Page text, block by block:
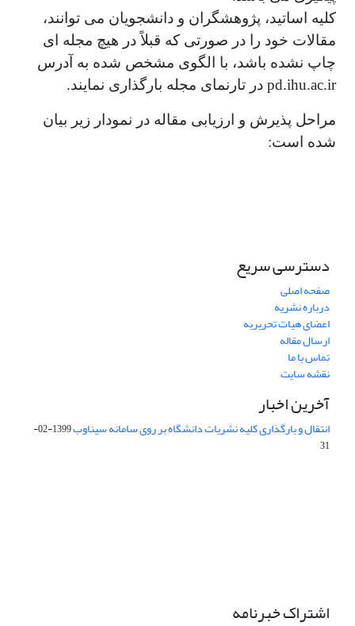
کلیه اساتید، پژوهشگران و دانشجویان می­ توانند،
مقالات خود را در صورتی­ که قبلاً در هیچ مجله ­ای
چاپ نشده باشد، با الگوی مشخص ­شده به آدرس
pd.ihu.ac.ir در تارنمای مجله بارگذاری نمایند.
مراحل پذیرش و ارزیابی مقاله در نمودار زیر بیان
شده است:
دسترسی سریع
صفحه اصلی
درباره نشریه
اعضای هیات تحریریه
ارسال مقاله
تماس با ما
نقشه سایت
آخرین اخبار
انتقال و بارگذاری کلیه نشریات دانشگاه بر روی سامانه سیناوب
1399-02-
31
اشتراک خبرنامه